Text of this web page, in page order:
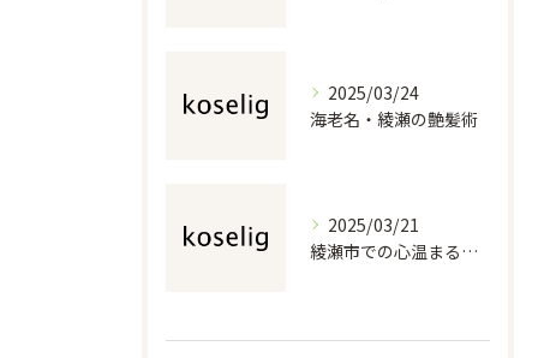
2025/03/24
海老名・綾瀬の艶髪術
2025/03/21
綾瀬市での心温まる美容室体験